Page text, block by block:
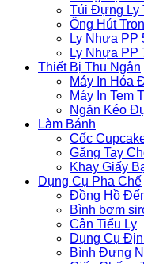
Túi Đựng Ly
Ống Hút
Ly Nhựa
Ly Nhựa
Thiết Bị Thu Ngân
Máy In Hóa
Máy In Tem
Ngăn Kéo
Làm Bánh
Cốc
Găng Tay
Khay Giấy
Dụng Cụ Pha Chế
Đồng Hồ
Bình bơm
Cân Tiểu Ly
Dụng Cụ
Bình Đựng